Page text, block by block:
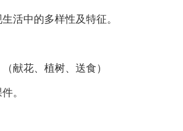
活中的多样性及特征。
献花、植树、送食）
。